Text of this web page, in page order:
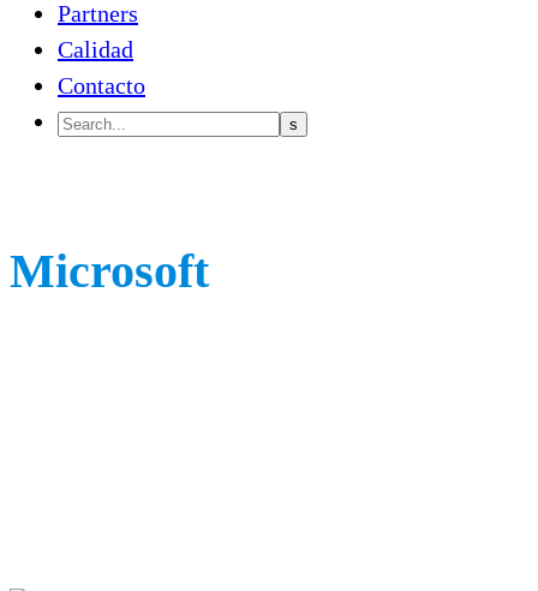
Partners
Calidad
Contacto
Microsoft